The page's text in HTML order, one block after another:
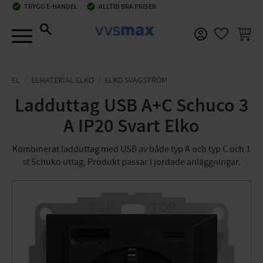
check_circle TRYGG E-HANDEL check_circle ALLTID BRA PRISER
EL ELMATERIAL ELKO ELKO SVAGSTRÖM
Ladduttag USB A+C Schuco 3
A IP20 Svart Elko
Kombinerat ladduttag med USB av både typ A och typ C och 1
st Schuko uttag, Produkt passar i jordade anläggningar.